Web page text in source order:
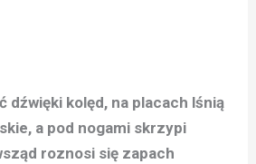
dźwięki kolęd, na placach lśnią
a pod nogami skrzypi
roznosi się zapach